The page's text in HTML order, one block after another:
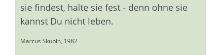
sie findest, halte sie fest - denn ohne sie
kannst Du nicht leben.
Marcus Skupin, 1982